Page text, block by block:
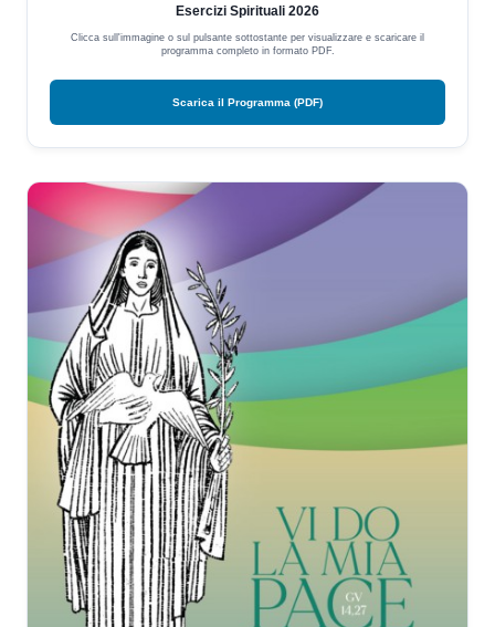
Esercizi Spirituali 2026
Clicca sull'immagine o sul pulsante sottostante per visualizzare e scaricare il
programma completo in formato PDF.
Scarica il Programma (PDF)